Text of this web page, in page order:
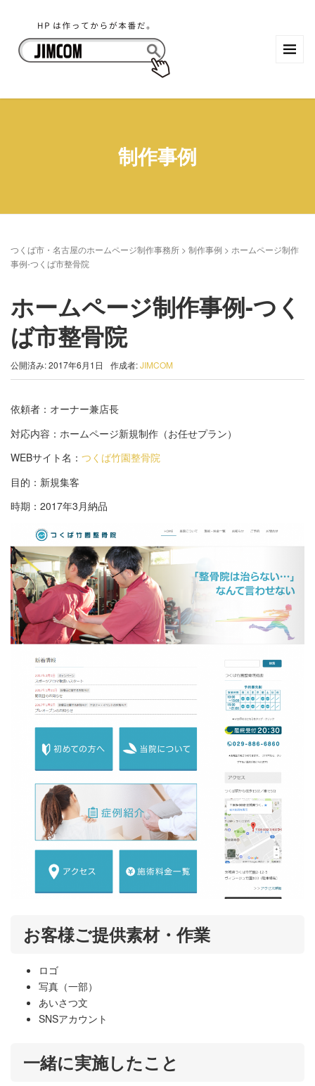
制作事例
つくば市・名古屋のホームページ制作事務所 > 制作事例 > ホームページ制作
事例-つくば市整骨院
ホームページ制作事例-つく
ば市整骨院
公開済み: 2017年6月1日 作成者:JIMCOM
依頼者：オーナー兼店長
対応内容：ホームページ新規制作（お任せプラン）
WEBサイト名： つくば竹園整骨院
目的：新規集客
時期：2017年3月納品
お客様ご提供素材・作業
ロゴ
写真（一部）
あいさつ文
SNSアカウント
一緒に実施したこと